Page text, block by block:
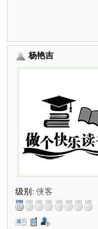
杨艳吉
级别: 侠客